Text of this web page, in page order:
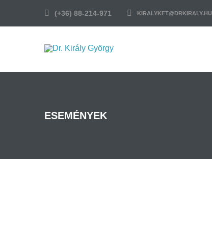
(+36) 88-214-971 KIRALYKFT@DRKIRALY.HU
ESEMÉNYEK